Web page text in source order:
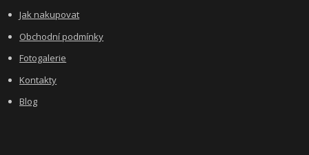
Jak nakupovat
Obchodní podmínky
Fotogalerie
Kontakty
Blog